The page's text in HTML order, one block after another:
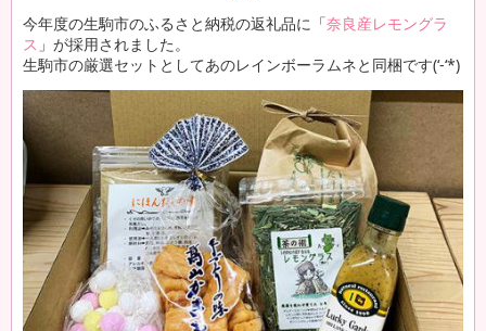
今年度の生駒市のふるさと納税の返礼品に「奈良産レモングラ
ス 」が採用されました。
生駒市の厳選セットとしてあのレインボーラムネと同梱です(‘-‘*)